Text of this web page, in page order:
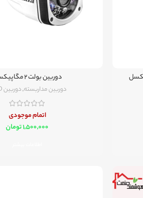
دوربین بولت ۲ مگاپیکسل
دوربین مداربسته,دوربین AHD
اتمام موجودی
تومان